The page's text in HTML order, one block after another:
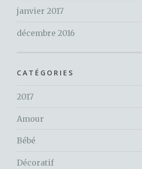
janvier 2017
décembre 2016
CATÉGORIES
2017
Amour
Bébé
Décoratif